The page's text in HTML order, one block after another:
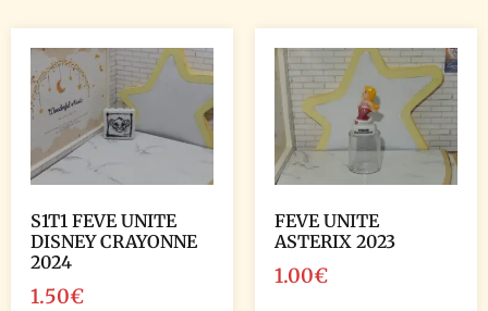
S1T1 FEVE UNITE
DISNEY CRAYONNE
2024
1.50€
FEVE UNITE
ASTERIX 2023
1.00€